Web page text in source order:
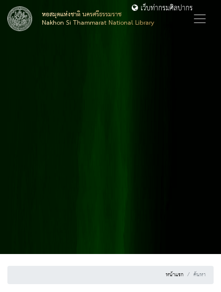
หอสมุดแห่งชาติ นครศรีธรรมราช
Nakhon Si Thammarat National Library
เว็บท่ากรมศิลปากร
หน้าแรก ค้นหา